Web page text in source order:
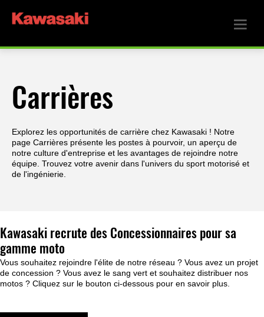
Carrières
Explorez les opportunités de carrière chez Kawasaki ! Notre
page Carrières présente les postes à pourvoir, un aperçu de
notre culture d'entreprise et les avantages de rejoindre notre
équipe. Trouvez votre avenir dans l'univers du sport motorisé et
de l'ingénierie.
Kawasaki recrute des Concessionnaires pour sa
gamme moto
Vous souhaitez rejoindre l'élite de notre réseau ? Vous avez un projet
de concession ? Vous avez le sang vert et souhaitez distribuer nos
motos ? Cliquez sur le bouton ci-dessous pour en savoir plus.